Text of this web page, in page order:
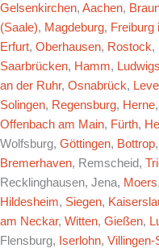
Gelsenkirchen, Aachen,
(Saale), Magdeburg, Freiburg
Erfurt, Oberhausen, Rostock,
Saarbrücken, Hamm,
an der Ruhr, Osnabrück,
Solingen, Regensburg, Herne,
Offenbach am Main, Fürth,
Wolfsburg, Göttingen, Bottrop,
Bremerhaven, Remscheid,
Recklinghausen, Jena, Moers
Hildesheim, Siegen,
am Neckar, Witten, Gießen,
Flensburg, Iserlohn, Villingen-